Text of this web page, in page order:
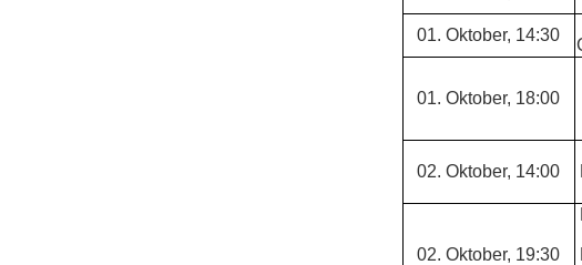
01. Oktober, 14:30
01. Oktober, 18:00
02. Oktober, 14:00
02. Oktober, 19:30